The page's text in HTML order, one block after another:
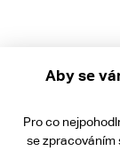
Aby se
Pro co
se zpracováním